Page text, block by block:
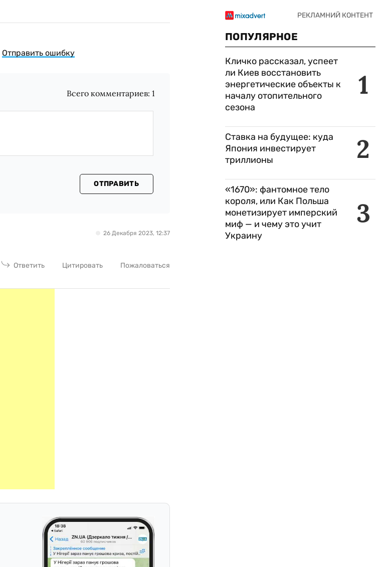
Отправить ошибку
Всего комментариев:1
ОТПРАВИТЬ
26 Декабря 2023, 12:37
Ответить Цитировать Пожаловаться
ПОПУЛЯРНОЕ
1
Кличко рассказал, успеет
ли Киев восстановить
энергетические объекты к
началу отопительного
сезона
2
Ставка на будущее: куда
Япония инвестирует
триллионы
3
«1670»: фантомное тело
короля, или Как Польша
монетизирует имперский
миф — и чему это учит
Украину